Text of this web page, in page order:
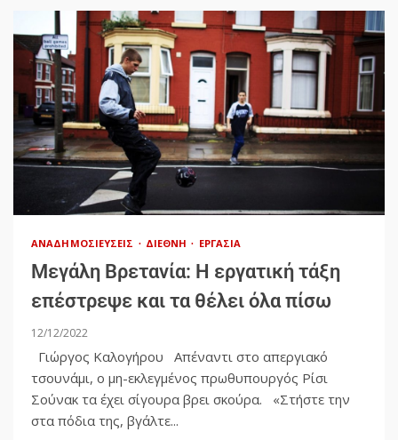
ΑΝΑΔΗΜΟΣΙΕΎΣΕΙΣ ΔΙΕΘΝΉ ΕΡΓΑΣΊΑ
Μεγάλη Βρετανία: Η εργατική τάξη
επέστρεψε και τα θέλει όλα πίσω
12/12/2022
Γιώργος Καλογήρου Απέναντι στο απεργιακό
τσουνάμι, ο μη-εκλεγμένος πρωθυπουργός Ρίσι
Σούνακ τα έχει σίγουρα βρει σκούρα. «Στήστε την
στα πόδια της, βγάλτε...